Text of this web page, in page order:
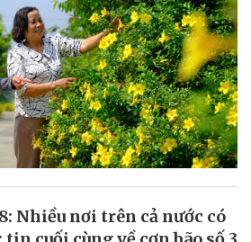
Nhiều nơi trên cả nước có